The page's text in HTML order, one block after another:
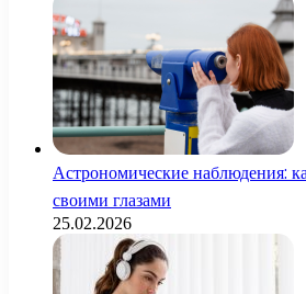
Астрономические наблюдения:
своими глазами
25.02.2026